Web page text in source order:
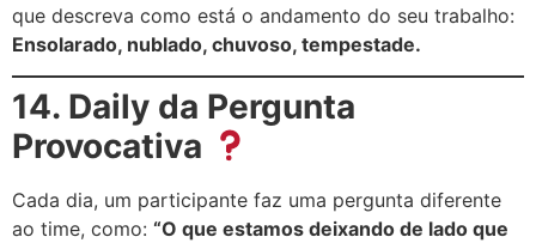
que descreva como está o andamento do seu trabalho:
Ensolarado, nublado, chuvoso, tempestade.
14. Daily da Pergunta
Provocativa
Cada dia, um participante faz uma pergunta diferente
ao time, como: “O que estamos deixando de lado que